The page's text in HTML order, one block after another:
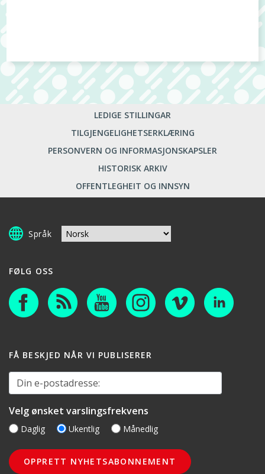
LEDIGE STILLINGAR
TILGJENGELIGHETSERKLÆRING
PERSONVERN OG INFORMASJONSKAPSLER
HISTORISK ARKIV
OFFENTLEGHEIT OG INNSYN
Språk
FØLG OSS
FÅ BESKJED NÅR VI PUBLISERER
Din e-postadresse:
Velg ønsket varslingsfrekvens
Daglig Ukentlig Månedlig